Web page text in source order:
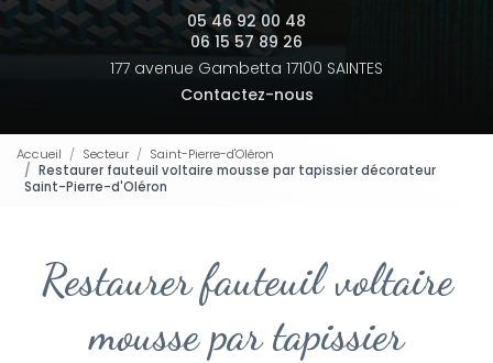
05 46 92 00 48
06 15 57 89 26
177 avenue Gambetta 17100 SAINTES
Contactez-nous
Accueil Secteur
Saint-Pierre-d'Oléron
Restaurer fauteuil voltaire mousse par tapissier décorateur
Saint-Pierre-d'Oléron
Restaurer fauteuil voltaire
mousse par tapissier